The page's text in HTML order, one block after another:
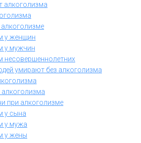
алкоголизма
у женщин
у мужчин
несовершеннолетних
умирают без алкоголизма
алкоголизма
при алкоголизме
у сына
у мужа
у жены